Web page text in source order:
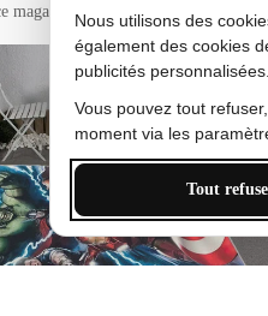
magasin !Nous utilisons des
également des cookies
publicités personnalisées.
Vous pouvez tout
moment via les
Tout